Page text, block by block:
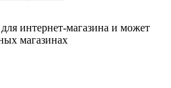
интернет-магазина и может
магазинах